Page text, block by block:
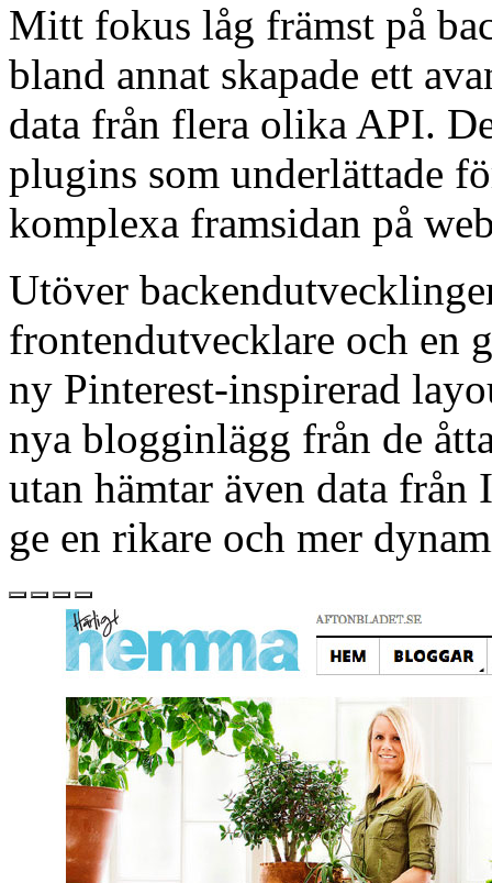
Mitt fokus låg främst på
bland annat skapade ett
data från flera olika API.
plugins som underlättade
komplexa framsidan på
Utöver
frontendutvecklare och en
ny Pinterest-inspirerad
nya blogginlägg från de
utan hämtar även data
ge en rikare och mer